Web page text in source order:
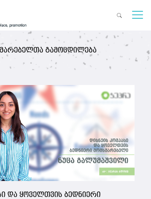
გამოცდილება
და ყოველთვის ბედნიერი